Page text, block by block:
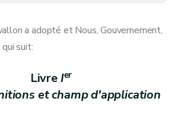
IV Dispositions réglant l'absence ou l'insuffisance de crédits
Dispositions relatives à l'exécution du budget et à la comptabilité budgétaire
Dispositions générales
a adopté et Nous, Gouvernement,
suit:
LivreIer
et champ d'application